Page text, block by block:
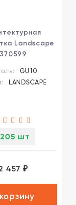
Landscape
370599
GU10
LANDSCAPE
шт
457 ₽